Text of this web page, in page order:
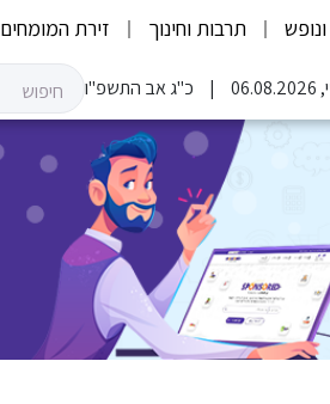
תרבות וחינוך זירת המומחים
כ"ג אב התשפ"ו